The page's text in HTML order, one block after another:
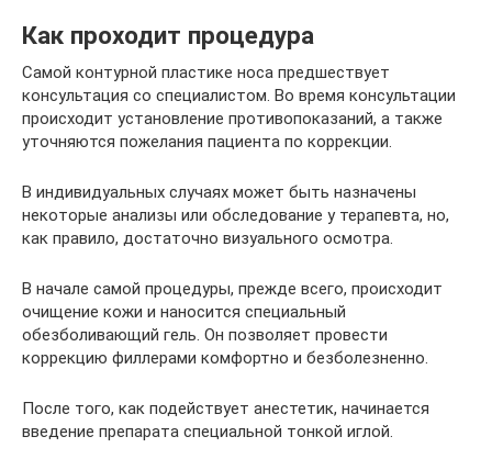
Как проходит процедура
Самой контурной пластике носа предшествует
консультация со специалистом. Во время консультации
происходит установление противопоказаний, а также
уточняются пожелания пациента по коррекции.
В индивидуальных случаях может быть назначены
некоторые анализы или обследование у терапевта, но,
как правило, достаточно визуального осмотра.
В начале самой процедуры, прежде всего, происходит
очищение кожи и наносится специальный
обезболивающий гель. Он позволяет провести
коррекцию филлерами комфортно и безболезненно.
После того, как подействует анестетик, начинается
введение препарата специальной тонкой иглой.